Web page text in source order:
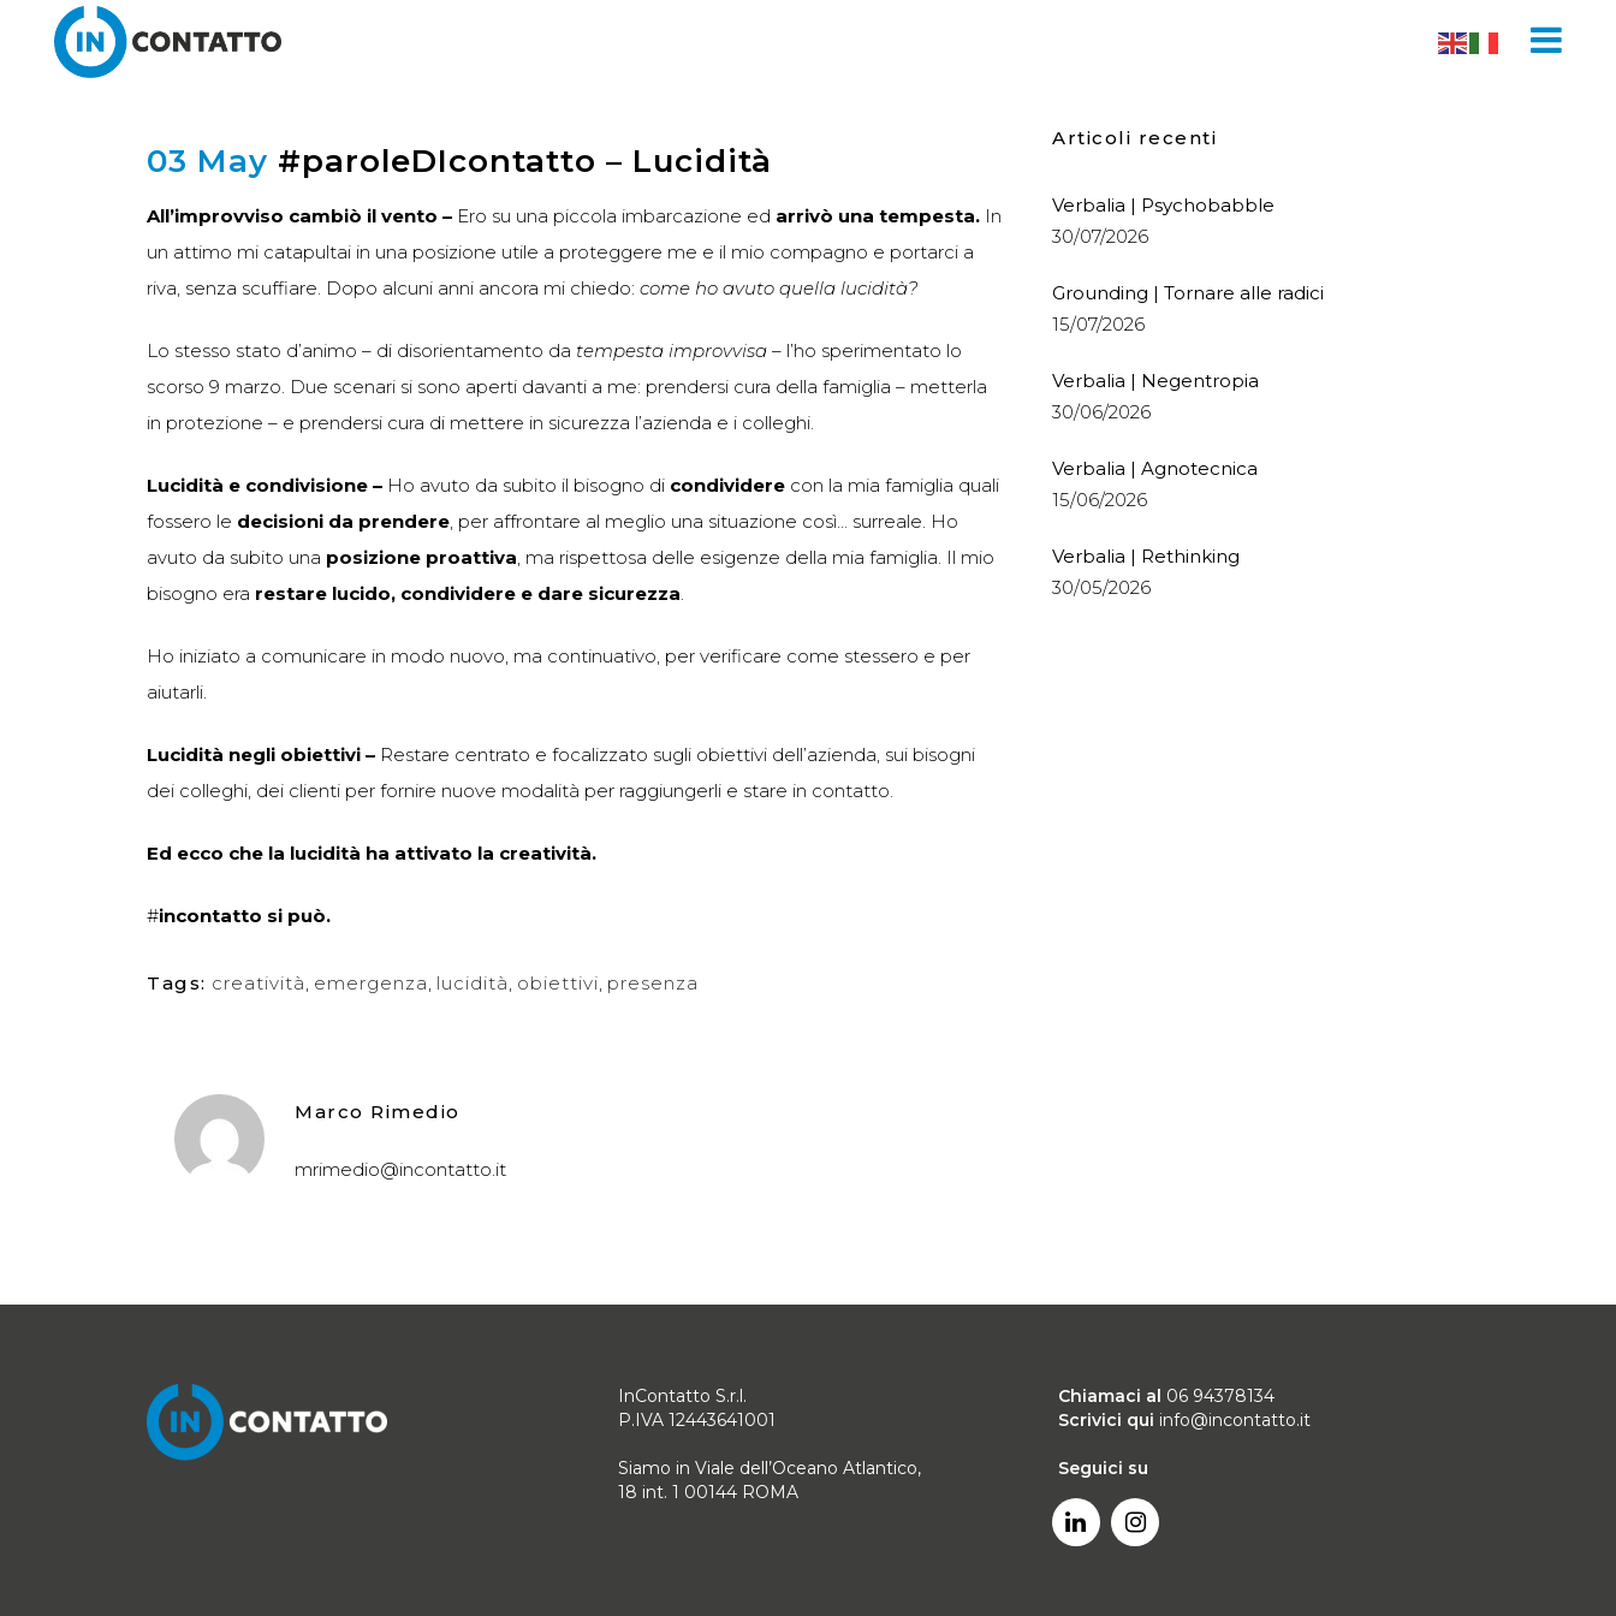
03 May #paroleDIcontatto – Lucidità
All’improvviso cambiò il vento – Ero su una piccola imbarcazione ed arrivò una tempesta. In
un attimo mi catapultai in una posizione utile a proteggere me e il mio compagno e portarci a
riva, senza scuffiare. Dopo alcuni anni ancora mi chiedo: come ho avuto quella lucidità?
Lo stesso stato d’animo – di disorientamento da tempesta improvvisa – l’ho sperimentato lo
scorso 9 marzo. Due scenari si sono aperti davanti a me: prendersi cura della famiglia – metterla
in protezione – e prendersi cura di mettere in sicurezza l’azienda e i colleghi.
Lucidità e condivisione – Ho avuto da subito il bisogno di condividere con la mia famiglia quali
fossero le decisioni da prendere, per affrontare al meglio una situazione così… surreale. Ho
avuto da subito una posizione proattiva, ma rispettosa delle esigenze della mia famiglia. Il mio
bisogno era restare lucido, condividere e dare sicurezza.
Ho iniziato a comunicare in modo nuovo, ma continuativo, per verificare come stessero e per
aiutarli.
Lucidità negli obiettivi – Restare centrato e focalizzato sugli obiettivi dell’azienda, sui bisogni
dei colleghi, dei clienti per fornire nuove modalità per raggiungerli e stare in contatto.
Ed ecco che la lucidità ha attivato la creatività.
#incontatto si può.
Tags: creatività, emergenza, lucidità, obiettivi, presenza
Marco Rimedio
mrimedio@incontatto.it
Articoli recenti
Verbalia | Psychobabble
30/07/2026
Grounding | Tornare alle radici
15/07/2026
Verbalia | Negentropia
30/06/2026
Verbalia | Agnotecnica
15/06/2026
Verbalia | Rethinking
30/05/2026
InContatto S.r.l.
P.IVA 12443641001
Siamo in Viale dell’Oceano Atlantico,
18 int. 1 00144 ROMA
Chiamaci al 06 94378134
Scrivici qui info@incontatto.it
Seguici su